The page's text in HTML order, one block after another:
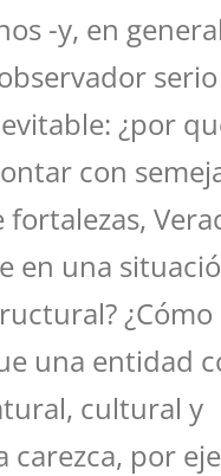
-y, en
¿por
con
en una
¿Cómo
una entidad
cultural y
carezca, por